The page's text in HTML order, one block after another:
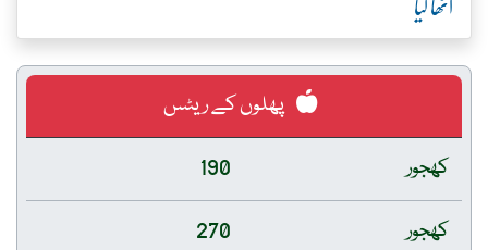
پھلوں کے ریٹس
کھجور
190
کھجور
270